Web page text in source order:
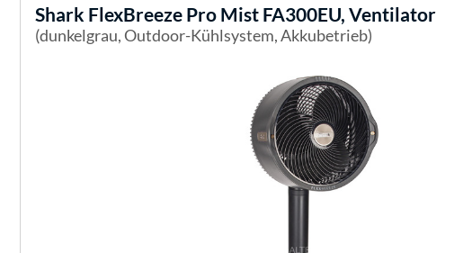
Shark FlexBreeze Pro Mist FA300EU, Ventilator
(dunkelgrau, Outdoor-Kühlsystem, Akkubetrieb)